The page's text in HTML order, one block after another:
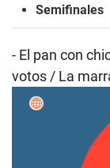
Semifinales
- El pan con
votos / La